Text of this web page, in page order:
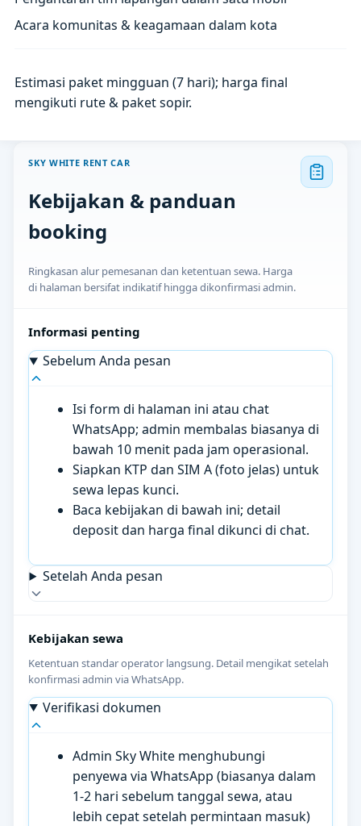
Acara komunitas & keagamaan dalam kota
Estimasi paket mingguan (7 hari); harga final
mengikuti rute & paket sopir.
SKY WHITE RENT CAR
Kebijakan & panduan
booking
Ringkasan alur pemesanan dan ketentuan sewa. Harga
di halaman bersifat indikatif hingga dikonfirmasi admin.
Informasi penting
Sebelum Anda pesan
Isi form di halaman ini atau chat
WhatsApp; admin membalas biasanya di
bawah 10 menit pada jam operasional.
Siapkan KTP dan SIM A (foto jelas) untuk
sewa lepas kunci.
Baca kebijakan di bawah ini; detail
deposit dan harga final dikunci di chat.
Setelah Anda pesan
Kebijakan sewa
Ketentuan standar operator langsung. Detail mengikat setelah
konfirmasi admin via WhatsApp.
Verifikasi dokumen
Admin Sky White menghubungi
penyewa via WhatsApp (biasanya dalam
1-2 hari sebelum tanggal sewa, atau
lebih cepat setelah permintaan masuk)